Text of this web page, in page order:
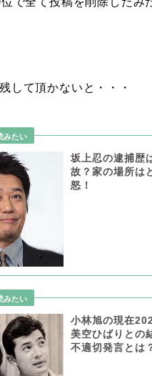
して頂かないと・・・
坂上忍の逮捕歴
故？家の場所は
怒！
小林旭の現在
美空ひばりとの
不適切発言とは